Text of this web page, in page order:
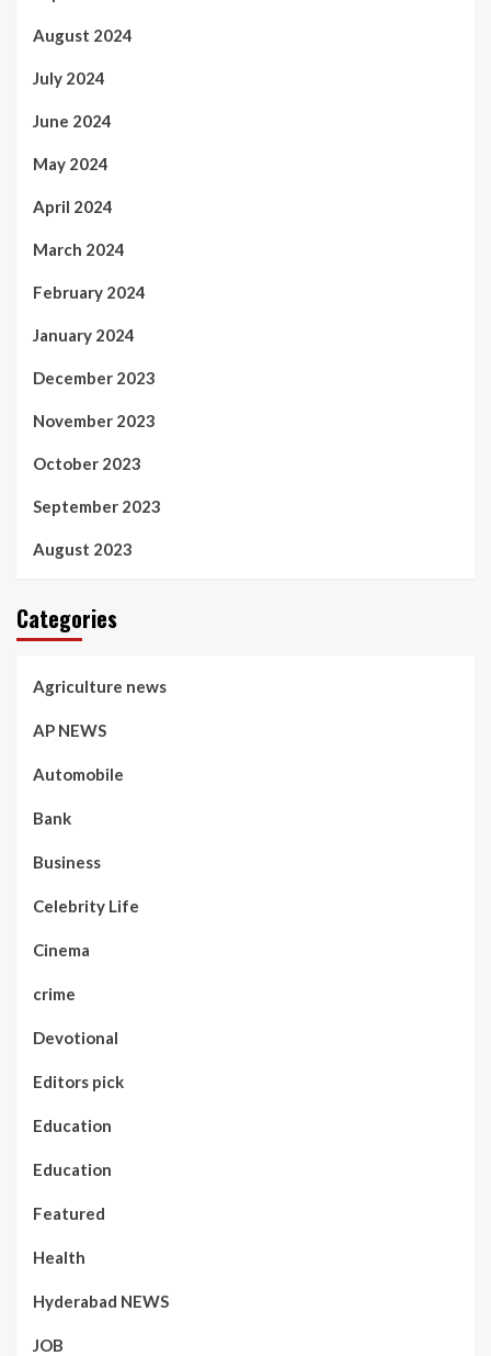
August 2024
July 2024
June 2024
May 2024
April 2024
March 2024
February 2024
January 2024
December 2023
November 2023
October 2023
September 2023
August 2023
Categories
Agriculture news
AP NEWS
Automobile
Bank
Business
Celebrity Life
Cinema
crime
Devotional
Editors pick
Education
Education
Featured
Health
Hyderabad NEWS
JOB